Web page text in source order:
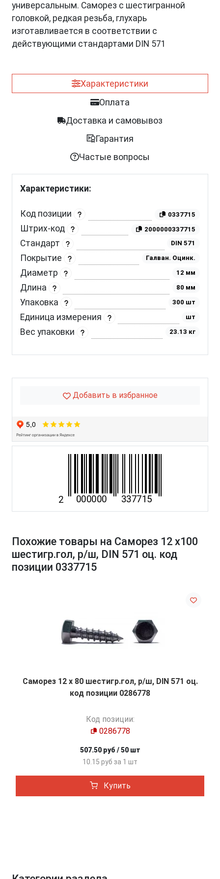
универсальным. Саморез с шестигранной
головкой, редкая резьба, глухарь
изготавливается в соответствии с
действующими стандартами DIN 571
Характеристики
Оплата
Доставка и самовывоз
Гарантия
Частые вопросы
Характеристики:
Код позиции 0337715
Штрих-код 2000000337715
Стандарт DIN 571
Покрытие Галван. Оцинк.
Диаметр 12 мм
Длина 80 мм
Упаковка 300 шт
Единица измерения шт
Вес упаковки 23.13 кг
Добавить в избранное
Похожие товары на Саморез 12 х100
шестигр.гол, р/ш, DIN 571 оц. код
позиции 0337715
Саморез 12 х 80 шестигр.гол, р/ш, DIN 571 оц.
код позиции 0286778
Код позиции:
0286778
507.50 руб / 50 шт
10.15 руб за 1 шт
Купить